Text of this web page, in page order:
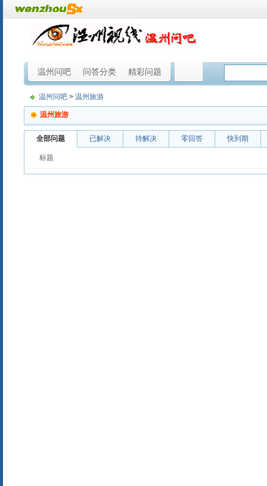
温州问吧 问答分类 精彩问题
温州问吧 > 温州旅游
温州旅游
全部问题 已解决 待解决 零回答 快到期
标题